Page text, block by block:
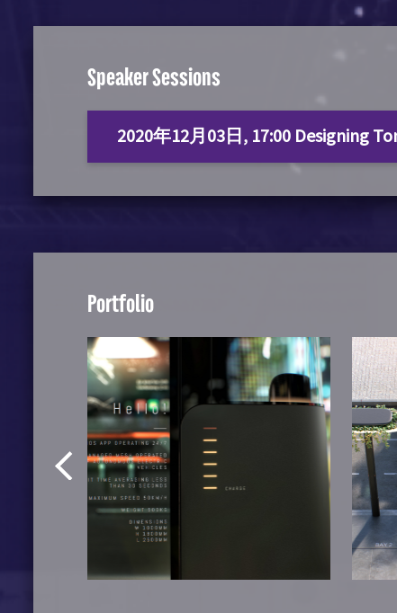
Speaker Sessions
2020年12月03日, 17:00 Designing
Portfolio